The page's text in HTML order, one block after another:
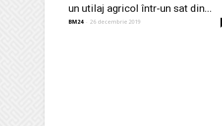
un utilaj agricol într-un sat din...
BM24 - 26 decembrie 2019